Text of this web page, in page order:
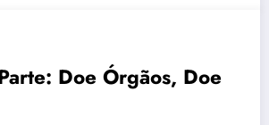
Doe Órgãos, Doe